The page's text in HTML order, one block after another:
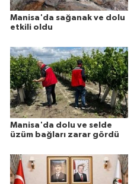
Manisa'da sağanak ve dolu
etkili oldu
Manisa'da dolu ve selde
üzüm bağları zarar gördü